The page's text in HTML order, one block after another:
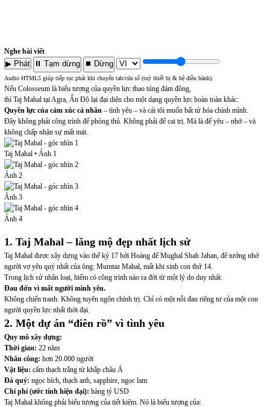
Nghe bài viết
▶ Phát ⏸ Tạm dừng ⏹ Dừng
Audio HTML5 giúp tiếp tục phát khi chuyển tab/cửa sổ (tuỳ thiết bị & hệ điều hành).
Nếu Colosseum là biểu tượng của quyền lực thao túng đám đông,
thì Taj Mahal tại Agra, Ấn Độ lại đại diện cho một dạng quyền lực hoàn toàn khác:
Quyền lực của cảm xúc cá nhân – tình yêu – và cái tôi muốn bất tử hóa chính mình.
Đây không phải công trình để phòng thủ. Không phải để cai trị. Mà là để yêu – nhớ – và
không chấp nhận sự mất mát.
Taj Mahal • Ảnh 1
Ảnh 2
Ảnh 3
Ảnh 4
1. Taj Mahal – lăng mộ đẹp nhất lịch sử
Taj Mahal được xây dựng vào thế kỷ 17 bởi Hoàng đế Mughal Shah Jahan, để tưởng nhớ
người vợ yêu quý nhất của ông: Mumtaz Mahal, mất khi sinh con thứ 14.
Trong lịch sử nhân loại, hiếm có công trình nào ra đời từ một lý do duy nhất:
Đau đớn vì mất người mình yêu.
Không chiến tranh. Không tuyên ngôn chính trị. Chỉ có một nỗi đau riêng tư của một con
người quyền lực nhất thời đại.
2. Một dự án “điên rồ” vì tình yêu
Quy mô xây dựng:
Thời gian: 22 năm
Nhân công: hơn 20.000 người
Vật liệu: cẩm thạch trắng từ khắp châu Á
Đá quý: ngọc bích, thạch anh, sapphire, ngọc lam
Chi phí (ước tính hiện đại): hàng tỷ USD
Taj Mahal không phải biểu tượng của tiết kiệm. Nó là biểu tượng của: